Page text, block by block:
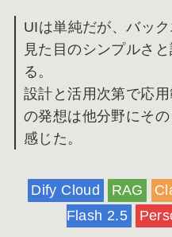
UIは単純だが、バッ
見た目のシンプルさ
る。
設計と活用次第で応
の発想は他分野にそ
感じた。
Dify Cloud RAG
Flash 2.5